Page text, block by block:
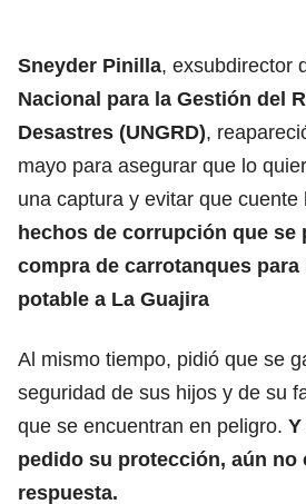
Sneyder Pinilla, exsubdirector
Nacional para la Gestión del
Desastres (UNGRD),
mayo para asegurar que lo
una captura y evitar que
hechos de corrupción que se
compra de carrotanques para
potable a La Guajira
Al mismo tiempo, pidió que se
seguridad de sus hijos y de su
que se encuentran en peligro. Y
pedido su protección, aún no
respuesta.